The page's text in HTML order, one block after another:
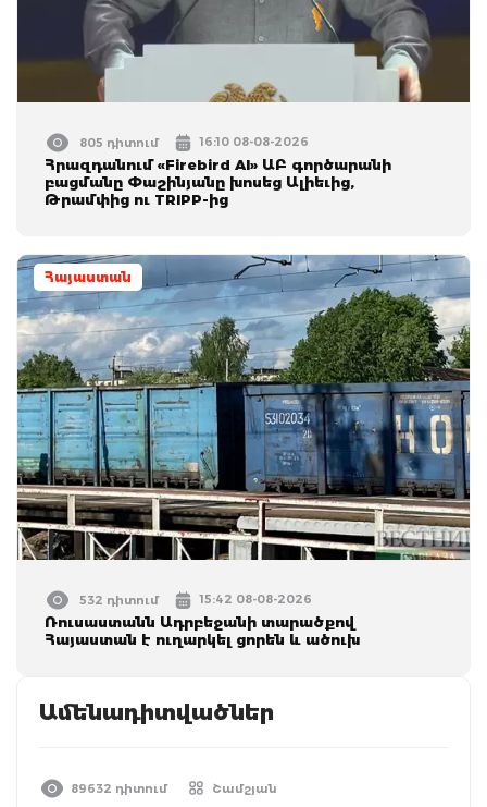
805 դիտում 16:10 08-08-2026
Հրազդանում «Firebird AI» ԱԲ գործարանի
բացմանը Փաշինյանը խոսեց Ալիեւից,
Թրամփից ու TRIPP-ից
Հայաստան
532 դիտում 15:42 08-08-2026
Ռուսաստանն Ադրբեջանի տարածքով
Հայաստան է ուղարկել ցորեն և ածուխ
Ամենադիտվածներ
89632 դիտում Շամշյան